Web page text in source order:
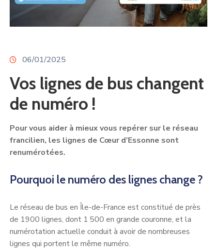
06/01/2025
Vos lignes de bus changent
de numéro !
Pour vous aider à mieux vous repérer sur le réseau
francilien, les lignes de Cœur d’Essonne sont
renumérotées.
Pourquoi le numéro des lignes change ?
Le réseau de bus en Île-de-France est constitué de près
de 1900 lignes, dont 1 500 en grande couronne, et la
numérotation actuelle conduit à avoir de nombreuses
lignes qui portent le même numéro.